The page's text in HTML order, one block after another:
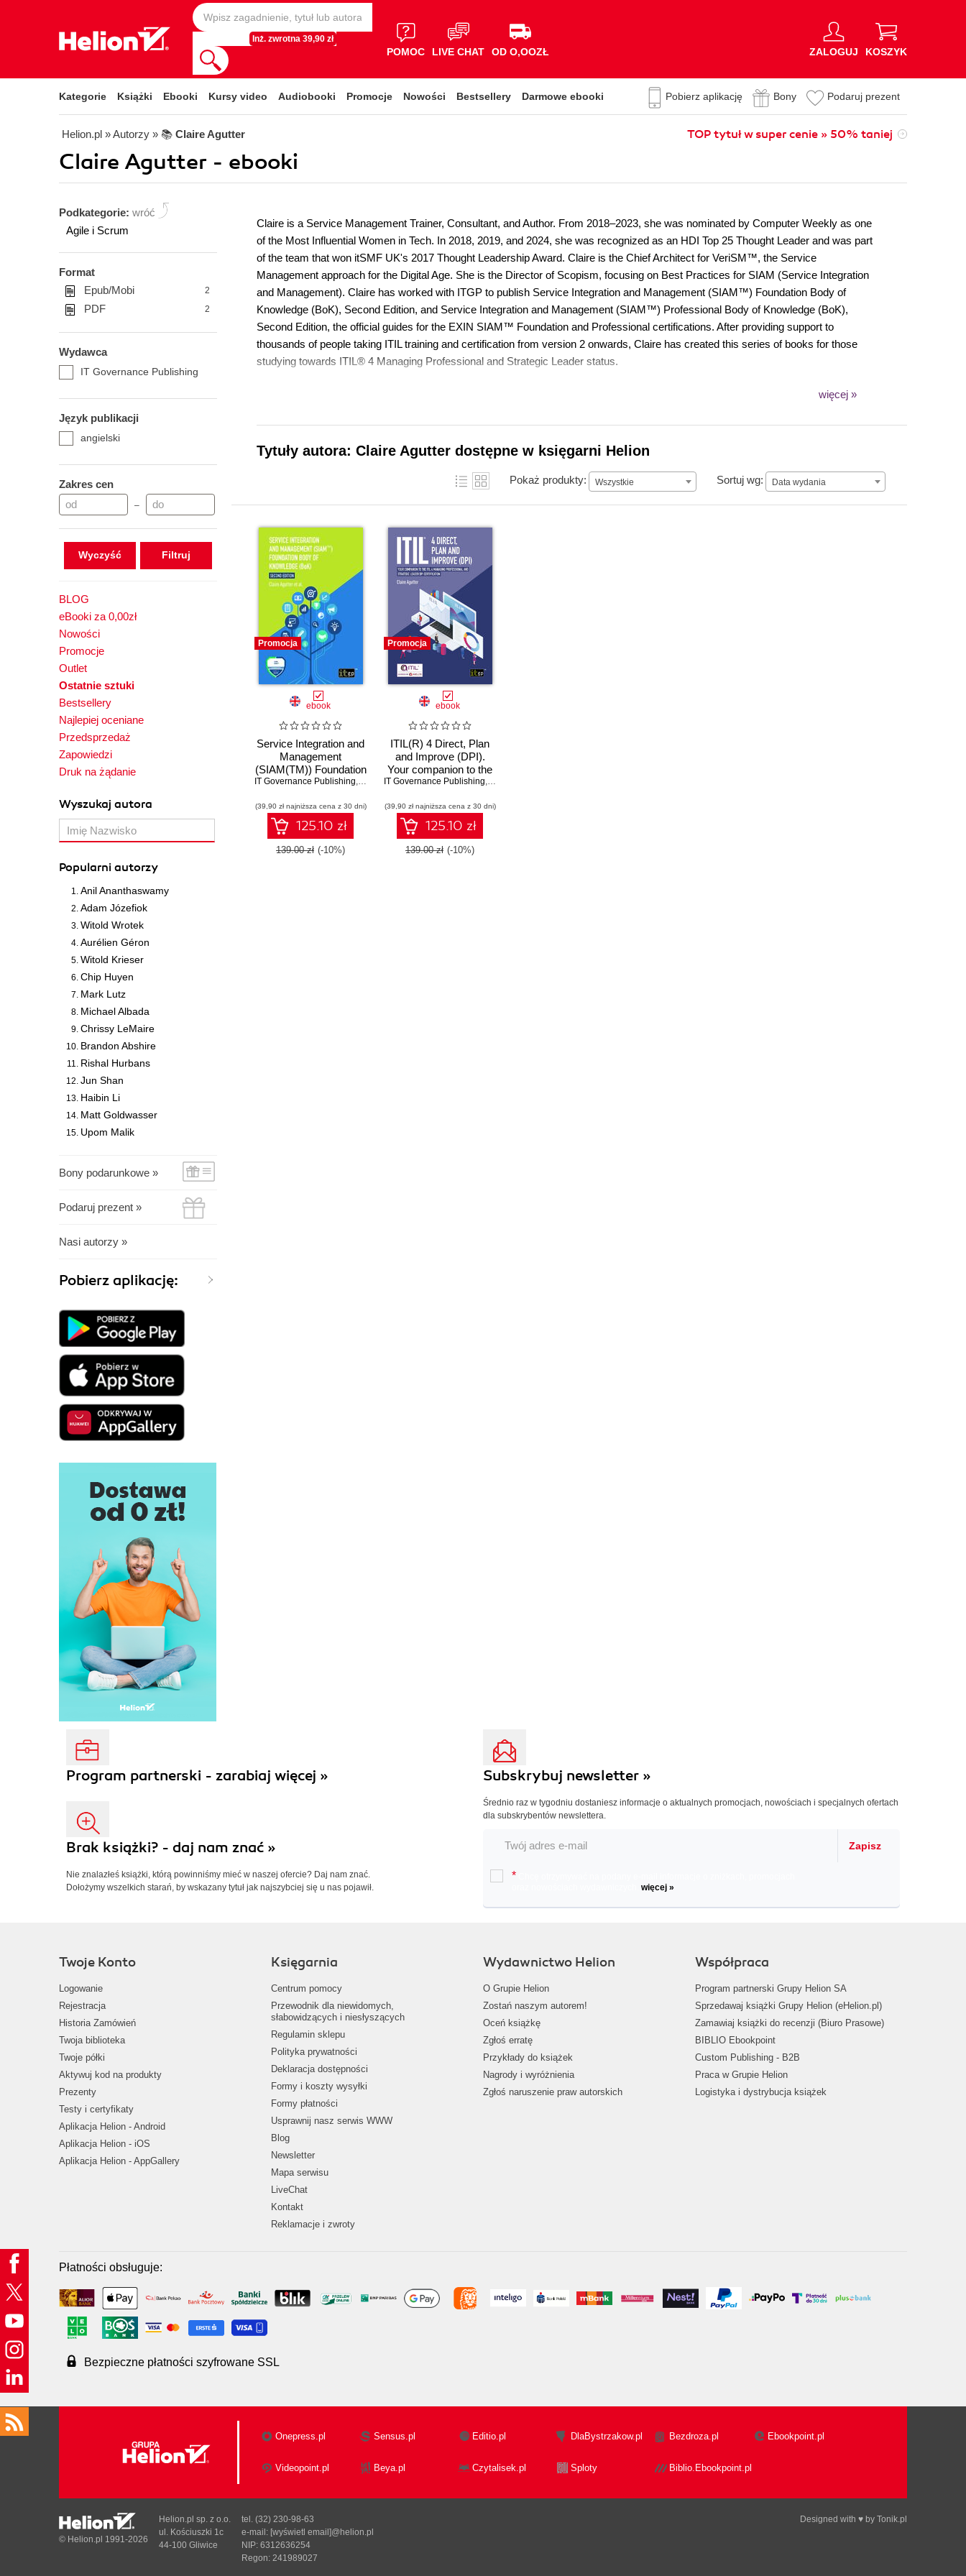
Inż. zwrotna 39,90 zł
POMOC LIVE CHAT OD O,OOZŁ ZALOGUJ KOSZYK
Kategorie Książki Ebooki Kursy video Audiobooki Promocje Nowości Bestsellery Darmowe ebooki Pobierz aplikację Bony Podaruj prezent
Helion.pl » Autorzy » 📚 Claire Agutter TOP tytuł w super cenie » 50% taniej
Claire Agutter - ebooki
Podkategorie: wróć
Agile i Scrum
Format
Epub/Mobi
2
PDF 2
Wydawca
IT Governance Publishing
Język publikacji
angielski
Zakres cen
–
Wyczyść
BLOG
eBooki za 0,00zł
Nowości
Promocje
Outlet
Ostatnie sztuki
Bestsellery
Najlepiej oceniane
Przedsprzedaż
Zapowiedzi
Druk na żądanie
Wyszukaj autora
Popularni autorzy
Anil Ananthaswamy
Adam Józefiok
Witold Wrotek
Aurélien Géron
Witold Krieser
Chip Huyen
Mark Lutz
Michael Albada
Chrissy LeMaire
Brandon Abshire
Rishal Hurbans
Jun Shan
Haibin Li
Matt Goldwasser
Upom Malik
Bony podarunkowe »
Podaruj prezent »
Nasi autorzy »
Pobierz aplikację:
Claire is a Service Management Trainer, Consultant, and Author. From 2018–2023, she was nominated by Computer Weekly as one
of the Most Influential Women in Tech. In 2018, 2019, and 2024, she was recognized as an HDI Top 25 Thought Leader and was part
of the team that won itSMF UK's 2017 Thought Leadership Award. Claire is the Chief Architect for VeriSM™, the Service
Management approach for the Digital Age. She is the Director of Scopism, focusing on Best Practices for SIAM (Service Integration
and Management). Claire has worked with ITGP to publish Service Integration and Management (SIAM™) Foundation Body of
Knowledge (BoK), Second Edition, and Service Integration and Management (SIAM™) Professional Body of Knowledge (BoK),
Second Edition, the official guides for the EXIN SIAM™ Foundation and Professional certifications. After providing support to
thousands of people taking ITIL training and certification from version 2 onwards, Claire has created this series of books for those
studying towards ITIL® 4 Managing Professional and Strategic Leader status.
więcej »
Tytuły autora: Claire Agutter dostępne w księgarni Helion
Pokaż produkty: Wszystkie Sortuj wg: Data wydania
Data wydania
Promocja
ebook
Service Integration and
Management
(SIAM(TM)) Foundation
Body of Knowledge
Frameworks from
Ecosystem to
Practices for
Successful Service
IT Governance Publishing, Claire Agutter
(39,90 zł najniższa cena z 30 dni)
125.10 zł
139.00 zł (-10%)
Promocja
ebook
ITIL(R) 4 Direct, Plan
and Improve (DPI).
Your companion to the
ITIL® 4 Managing
Strategic Leader DPI
certification
IT Governance Publishing, Claire Agutter
(39,90 zł najniższa cena z 30 dni)
125.10 zł
139.00 zł (-10%)
Program partnerski - zarabiaj więcej »
Brak książki? - daj nam znać »
Nie znalazłeś książki, którą powinniśmy mieć w naszej ofercie? Daj nam znać.
Dołożymy wszelkich starań, by wskazany tytuł jak najszybciej się u nas pojawił.
Subskrybuj newsletter »
Średnio raz w tygodniu dostaniesz informacje o aktualnych promocjach, nowościach i specjalnych ofertach
dla subskrybentów newslettera.
Zapisz
*
więcej »
Twoje Konto
Logowanie
Rejestracja
Historia Zamówień
Twoja biblioteka
Twoje półki
Aktywuj kod na produkty
Prezenty
Testy i certyfikaty
Aplikacja Helion - Android
Aplikacja Helion - iOS
Aplikacja Helion - AppGallery
Księgarnia
Centrum pomocy
Przewodnik dla niewidomych,
słabowidzących i niesłyszących
Regulamin sklepu
Polityka prywatności
Deklaracja dostępności
Formy i koszty wysyłki
Formy płatności
Usprawnij nasz serwis WWW
Blog
Newsletter
Mapa serwisu
LiveChat
Kontakt
Reklamacje i zwroty
Wydawnictwo Helion
O Grupie Helion
Zostań naszym autorem!
Oceń książkę
Zgłoś erratę
Przykłady do książek
Nagrody i wyróżnienia
Zgłoś naruszenie praw autorskich
Współpraca
Program partnerski Grupy Helion SA
Sprzedawaj książki Grupy Helion (eHelion.pl)
Zamawiaj książki do recenzji (Biuro Prasowe)
BIBLIO Ebookpoint
Custom Publishing - B2B
Praca w Grupie Helion
Logistyka i dystrybucja książek
Płatności obsługuje:
Bezpieczne płatności szyfrowane SSL
Onepress.pl Sensus.pl Editio.pl DlaBystrzakow.pl Bezdroza.pl Ebookpoint.pl
Videopoint.pl Beya.pl Czytalisek.pl Sploty Biblio.Ebookpoint.pl
Designed with ♥ by Tonik.pl
© Helion.pl 1991-2026
Helion.pl sp. z o.o.
ul. Kościuszki 1c
44-100 Gliwice
tel. (32) 230-98-63
e-mail: [wyświetl email]@helion.pl
NIP: 6312636254
Regon: 241989027